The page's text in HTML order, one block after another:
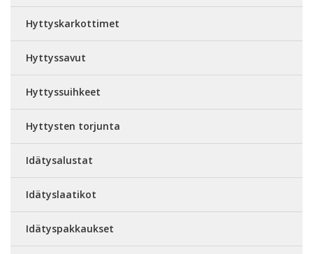
Hyttyskarkottimet
Hyttyssavut
Hyttyssuihkeet
Hyttysten torjunta
Idätysalustat
Idätyslaatikot
Idätyspakkaukset